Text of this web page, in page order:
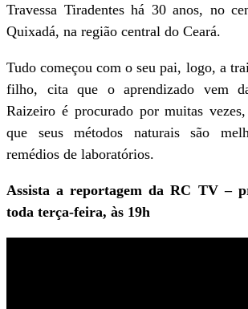
Travessa Tiradentes há 30 anos, no
Quixadá, na região central do Ceará.
Tudo começou com o seu pai, logo, a
filho, cita que o aprendizado vem
Raizeiro é procurado por muitas
que seus métodos naturais são
remédios de laboratórios.
Assista a reportagem da RC TV –
toda terça-feira, às 19h